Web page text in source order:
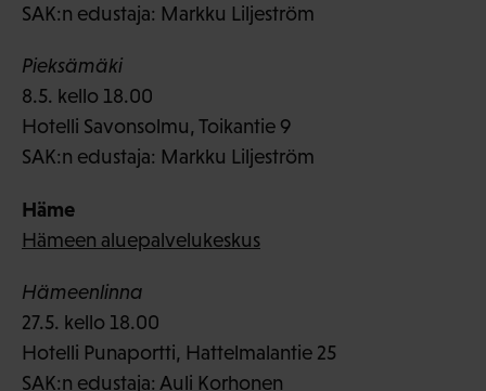
SAK:n edustaja: Markku Liljeström
Pieksämäki
8.5. kello 18.00
Hotelli Savonsolmu, Toikantie 9
SAK:n edustaja: Markku Liljeström
Häme
Hämeen aluepalvelukeskus
Hämeenlinna
27.5. kello 18.00
Hotelli Punaportti, Hattelmalantie 25
SAK:n edustaja: Auli Korhonen